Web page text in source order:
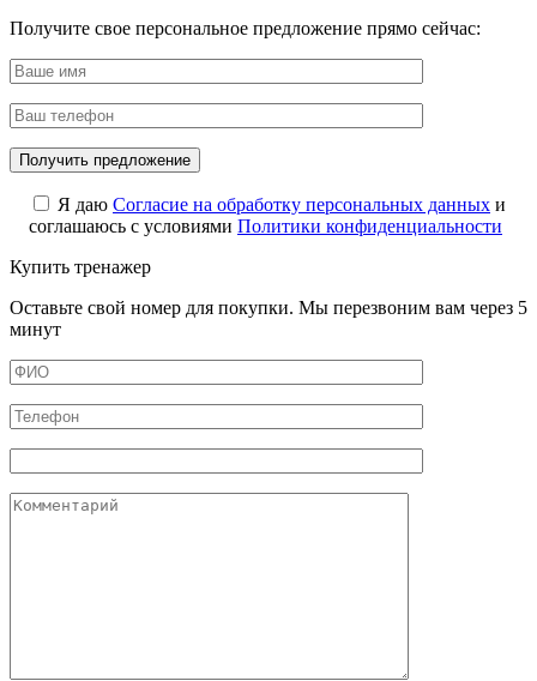
Получите свое персональное предложение прямо сейчас:
Я даю Cогласие на обработку персональных данных и
соглашаюсь с условиями Политики конфиденциальности
Купить тренажер
Оставьте свой номер для покупки. Мы перезвоним вам через 5
минут